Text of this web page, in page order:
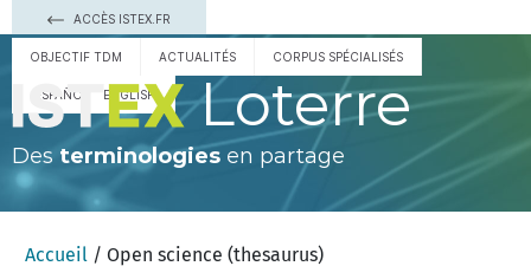
ACCÈS ISTEX.FR
OBJECTIF TDM ACTUALITÉS CORPUS SPÉCIALISÉS
ESPAÑOL ENGLISH Loterre
Des terminologies en partage
Accueil / Open science (thesaurus)